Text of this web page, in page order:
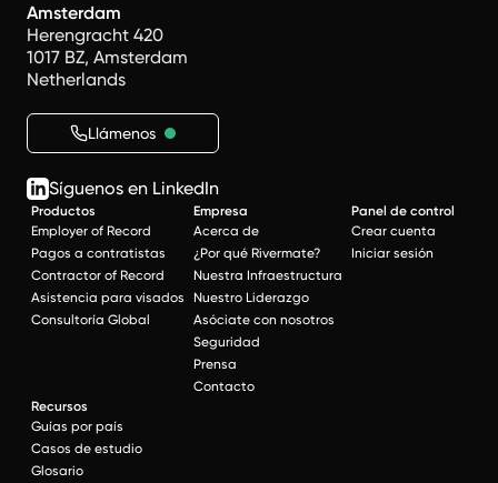
Amsterdam
Herengracht 420
1017 BZ, Amsterdam
Netherlands
Llámenos
Síguenos en LinkedIn
Productos
Employer of Record
Pagos a contratistas
Contractor of Record
Asistencia para visados
Consultoría Global
Empresa
Acerca de
¿Por qué Rivermate?
Nuestra Infraestructura
Nuestro Liderazgo
Asóciate con nosotros
Seguridad
Prensa
Contacto
Panel de control
Crear cuenta
Iniciar sesión
Recursos
Guías por país
Casos de estudio
Glosario